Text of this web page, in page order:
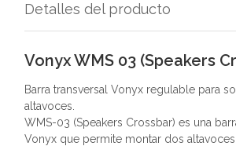
Detalles del producto
Vonyx WMS 03 (Speakers
Barra transversal Vonyx regulable para
altavoces.
WMS-03 (Speakers Crossbar) es una
Vonyx que permite montar dos